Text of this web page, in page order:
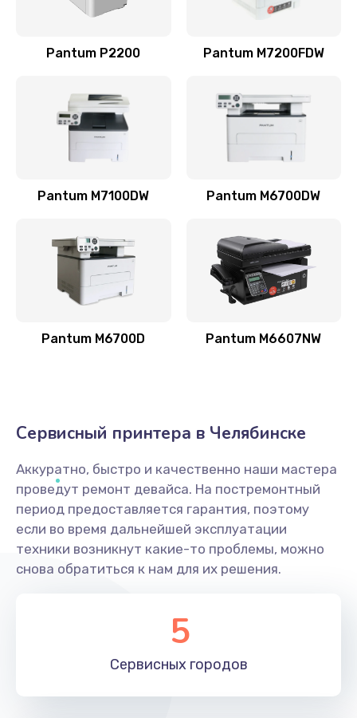
Pantum P2200 Pantum M7200FDW
Pantum M7100DW Pantum M6700DW
Pantum M6700D Pantum M6607NW
Сервисный принтера в Челябинске
Аккуратно, быстро и качественно наши мастера
проведут ремонт девайса. На постремонтный
период предоставляется гарантия, поэтому
если во время дальнейшей эксплуатации
техники возникнут какие-то проблемы, можно
снова обратиться к нам для их решения.
5
Сервисных городов